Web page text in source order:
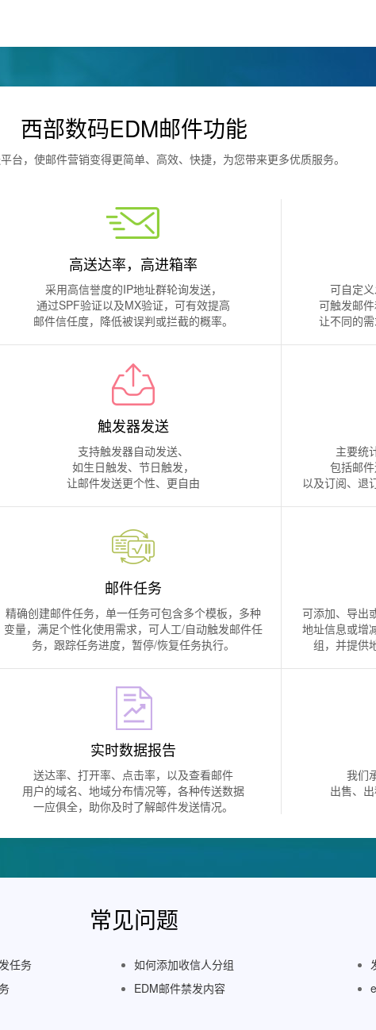
西部数码EDM邮件功能
台，使邮件营销变得更简单、高效、快捷，为您带来更多优质服务。
高送达率，高进箱率
采用高信誉度的IP地址群轮询发送，
通过SPF验证以及MX验证，可有效提高
邮件信任度，降低被误判或拦截的概率。
可自定
可触发邮
让不同的
触发器发送
支持触发器自动发送、
如生日触发、节日触发，
让邮件发送更个性、更自由
主要统
包括邮
以及订阅、退
邮件任务
精确创建邮件任务，单一任务可包含多个模板，多种
变量，满足个性化使用需求，可人工/自动触发邮件任
务，跟踪任务进度，暂停/恢复任务执行。
可添加、导出
地址信息或增
组，并提供
实时数据报告
送达率、打开率、点击率，以及查看邮件
用户的域名、地域分布情况等，各种传送数据
一应俱全，助你及时了解邮件发送情况。
我们
出售、
常见问题
任务 如何添加收信人分组
EDM邮件禁发内容